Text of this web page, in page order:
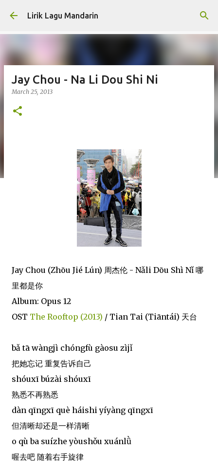
Skip to main content
Lirik Lagu Mandarin
Jay Chou - Na Li Dou Shi Ni
March 25, 2013
Jay Chou (Zhōu Jié Lún) 周杰伦 - Nǎli Dōu Shì Nǐ 哪
里都是你
Album: Opus 12
OST The Rooftop (2013) / Tian Tai (Tiāntái) 天台
bǎ tā wàngjì chóngfù gàosu zìjǐ
把她忘记 重复告诉自己
shóuxī búzài shóuxī
熟悉不再熟悉
dàn qīngxī què háishi yíyàng qīngxī
但清晰却还是一样清晰
o qù ba suízhe yòushǒu xuánlǜ
喔去吧 随着右手旋律